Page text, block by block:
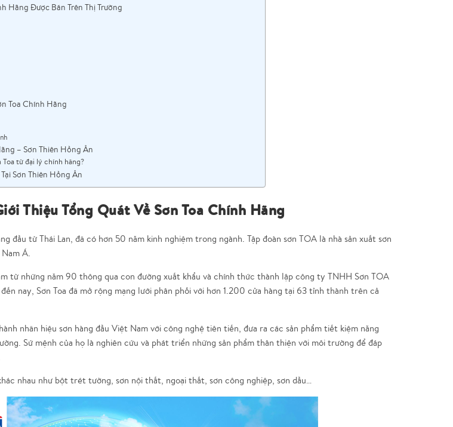
Hãng Được Bán Trên Thị Trường
Toa Chính Hãng
– Sơn Thiên Hồng Ân
Toa từ đại lý chính hãng?
Sơn Thiên Hồng Ân
Thiệu Tổng Quát Về Sơn Toa Chính Hãng
đầu từ Thái Lan, đã có hơn 50 năm kinh nghiệm trong ngành. Tập đoàn sơn TOA là nhà sản xuất sơn
Á.
từ những năm 90 thông qua con đường xuất khẩu và chính thức thành lập công ty TNHH Sơn TOA
nay, Sơn Toa đã mở rộng mạng lưới phân phối với hơn 1.200 cửa hàng tại 63 tỉnh thành trên cả
nhãn hiệu sơn hàng đầu Việt Nam với công nghệ tiên tiến, đưa ra các sản phẩm tiết kiệm năng
Sứ mệnh của họ là nghiên cứu và phát triển những sản phẩm thân thiện với môi trường để đáp
nhau như bột trét tường, sơn nội thất, ngoại thất, sơn công nghiệp, sơn dầu…